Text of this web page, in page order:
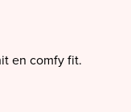
en comfy fit.